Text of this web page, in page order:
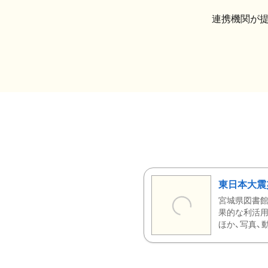
連携機関が
東日本大
宮城県図書
果的な利活
ほか、写真、